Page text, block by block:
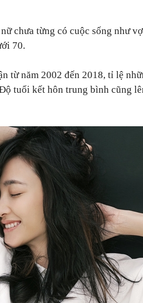
chưa từng có cuộc sống như
70.
từ năm 2002 đến 2018, tỉ lệ
tuổi kết hôn trung bình cũng